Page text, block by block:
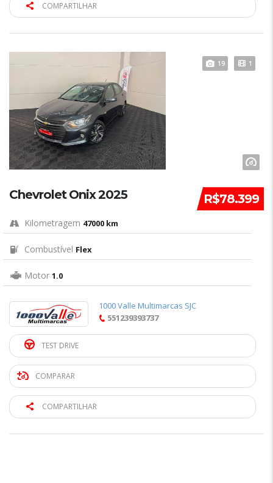
COMPARTILHAR
19 1
R$78.399
Chevrolet Onix 2025
Kilometragem 47000 km
Combustível Flex
Motor 1.0
1000 Valle Multimarcas SJC
551239393737
TEST DRIVE
COMPARAR
COMPARTILHAR